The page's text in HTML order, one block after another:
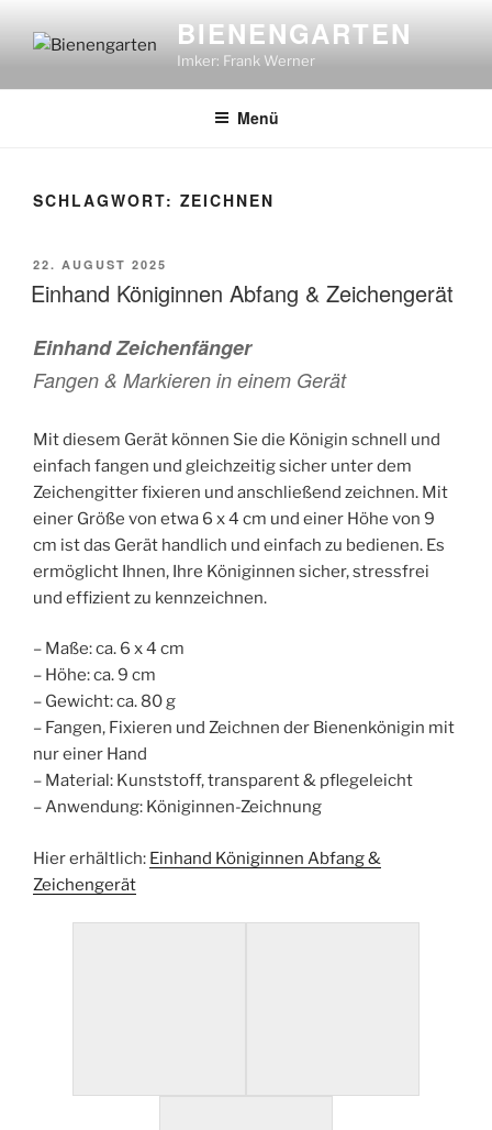
Inhalt
BIENENGARTEN
Imker: Frank Werner
Menü
SCHLAGWORT: ZEICHNEN
VERÖFFENTLICHT
AM
22. AUGUST 2025
Einhand Königinnen Abfang & Zeichengerät
Einhand Zeichenfänger
Fangen & Markieren in einem Gerät
Mit diesem Gerät können Sie die Königin schnell und
einfach fangen und gleichzeitig sicher unter dem
Zeichengitter fixieren und anschließend zeichnen. Mit
einer Größe von etwa 6 x 4 cm und einer Höhe von 9
cm ist das Gerät handlich und einfach zu bedienen. Es
ermöglicht Ihnen, Ihre Königinnen sicher, stressfrei
und effizient zu kennzeichnen.
– Maße: ca. 6 x 4 cm
– Höhe: ca. 9 cm
– Gewicht: ca. 80 g
– Fangen, Fixieren und Zeichnen der Bienenkönigin mit
nur einer Hand
– Material: Kunststoff, transparent & pflegeleicht
– Anwendung: Königinnen-Zeichnung
Hier erhältlich: Einhand Königinnen Abfang &
Zeichengerät